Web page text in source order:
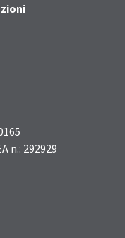
n.: 292929